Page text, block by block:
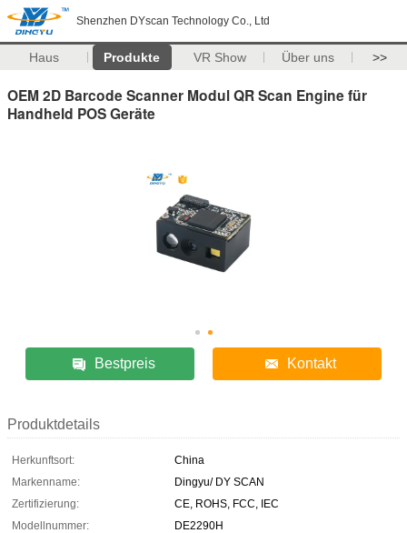
Shenzhen DYscan Technology Co., Ltd
Haus Produkte VR Show Über uns >>
OEM 2D Barcode Scanner Modul QR Scan Engine für
Handheld POS Geräte
Bestpreis Kontakt
Produktdetails
Herkunftsort:
China
Markenname:
Dingyu/ DY SCAN
Zertifizierung:
CE, ROHS, FCC, IEC
Modellnummer:
DE2290H